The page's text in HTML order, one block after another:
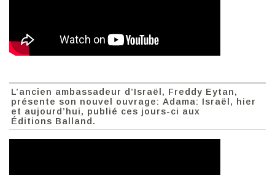
L’ancien ambassadeur d’Israël, Freddy Eytan,
présente son nouvel ouvrage: Adama: Israël, hier
et aujourd’hui, publié ces jours-ci aux
Éditions Balland.